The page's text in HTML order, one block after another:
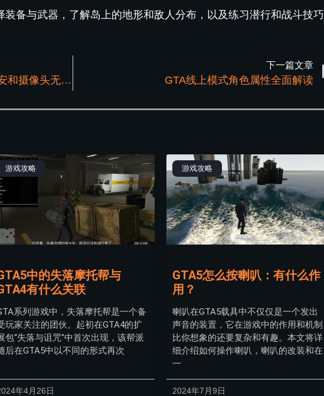
备与武器，了解岛上的地形和敌人分布，以及练习潜行和战斗技巧
GTA5游玩佩利克岛任务时如何让保安和摄像头无视？
下一篇文章
GTA线上模式角色属性全面解读
游戏攻略
中的失落摩托帮与
有什么关联
系列游戏中，失落摩托帮是一个备
玩家关注的团伙。起初在GTA4的扩
包“失落与诅咒”中首次出现，该帮派
后在GTA5中以不同的形式再次
年4月26日
游戏攻略
GTA5怎么按喇叭：有什么作
用？
喇叭在GTA5载具中不仅仅是一个发出
声音的装置，它在游戏中的作用和机制
比你想象的还要复杂和有趣。本文将详
细介绍如何操作喇叭，喇叭的改装和在
一
2024年7月9日